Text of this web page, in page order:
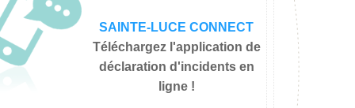
SAINTE-LUCE CONNECT
Téléchargez l'application de
déclaration d'incidents en
ligne !